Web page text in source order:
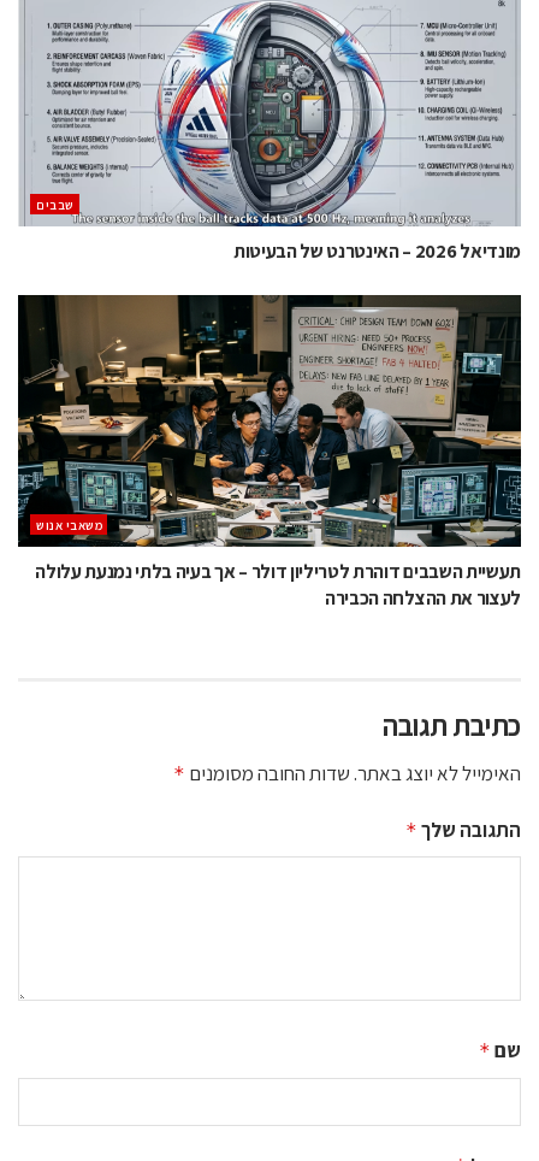
‫שבבים‬
מונדיאל 2026 – האינטרנט של הבעיטות
משאבי אנוש
תעשיית השבבים דוהרת לטריליון דולר – אך בעיה בלתי נמנעת עלולה
לעצור את ההצלחה הכבירה
כתיבת תגובה
האימייל לא יוצג באתר.שדות החובה מסומנים *
התגובה שלך *
שם *